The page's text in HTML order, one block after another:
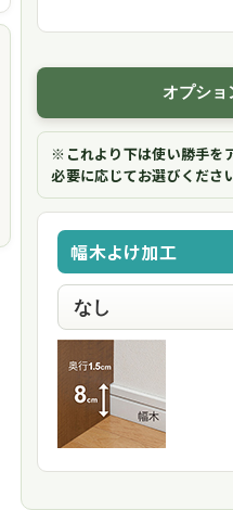
オプショ
※これより下は使い勝手を
必要に応じてお選びください
幅木よけ加工